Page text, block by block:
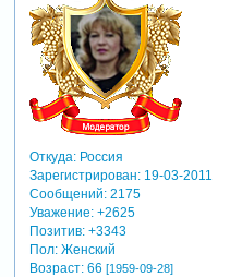
Откуда:Россия
Зарегистрирован: 19-03-2011
Сообщений:2175
Уважение: +2625
Позитив: +3343
Пол:Женский
Возраст:66 [1959-09-28]